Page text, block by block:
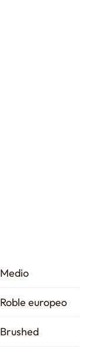
Medio
Roble europeo
Brushed